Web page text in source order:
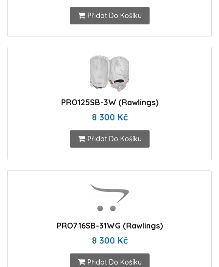
Přidat Do Košíku
PRO125SB-3W (Rawlings)
8 300 Kč
Přidat Do Košíku
PRO716SB-31WG (Rawlings)
8 300 Kč
Přidat Do Košíku